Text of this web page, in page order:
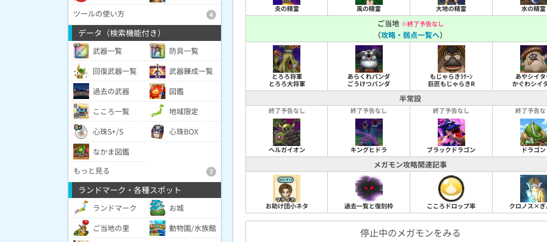
炎の精霊 風の精霊 大地の精霊 水の精霊
ご当地 ※終了予告なし
（攻略・弱点一覧へ）
とろろ将軍
とろろ大将軍
あらくれパンダ
ごうけつパンダ
もじゃらきﾗｸｰﾝ
巨匠もじゃらきR
あやシイ
かぐわシイ
半常設
終了予告なし
ヘルガイオン
終了予告なし
キングヒドラ
終了予告なし
ブラックドラゴン
終了予告
ドラゴン
メガモン攻略関連記事
お助け団小ネタ 過去一覧と復刻枠 こころドロップ率 クロノス×ぎ
停止中のメガモンをみる
ツールの使い方
4
データ（検索機能付き）
武器一覧
防具一覧
回復武器一覧
武器錬成一覧
過去の武器
図鑑
こころ一覧
地域限定
心珠S+/S
心珠BOX
なかま図鑑
もっと見る
7
ランドマーク・各種スポット
ランドマーク
お城
ご当地の里
動物園/水族館